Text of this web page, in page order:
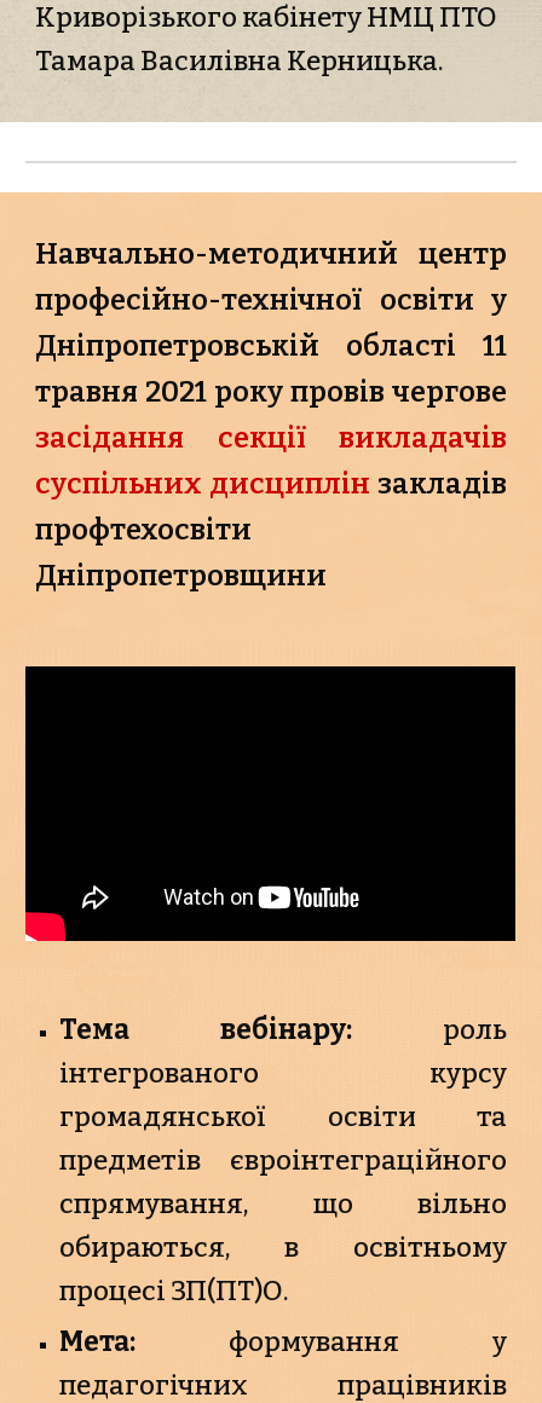
Криворізького кабінету НМЦ ПТО
Тамара Василівна Керницька.
Навчально-методичний центр
професійно-технічної освіти у
Дніпропетровській області 11
травня 2021 року провів чергове
засідання секції викладачів
суспільних дисциплін закладів
профтехосвіти
Дніпропетровщини
Тема вебінару:роль
інтегрованого курсу
громадянської освіти та
предметів євроінтеграційного
спрямування, що вільно
обираються, в освітньому
процесі ЗП(ПТ)О.
Мета: формування у
педагогічних працівників